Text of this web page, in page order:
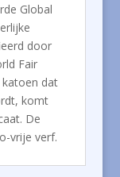
Global
door
Fair
katoen dat
komt
De
vrije verf.